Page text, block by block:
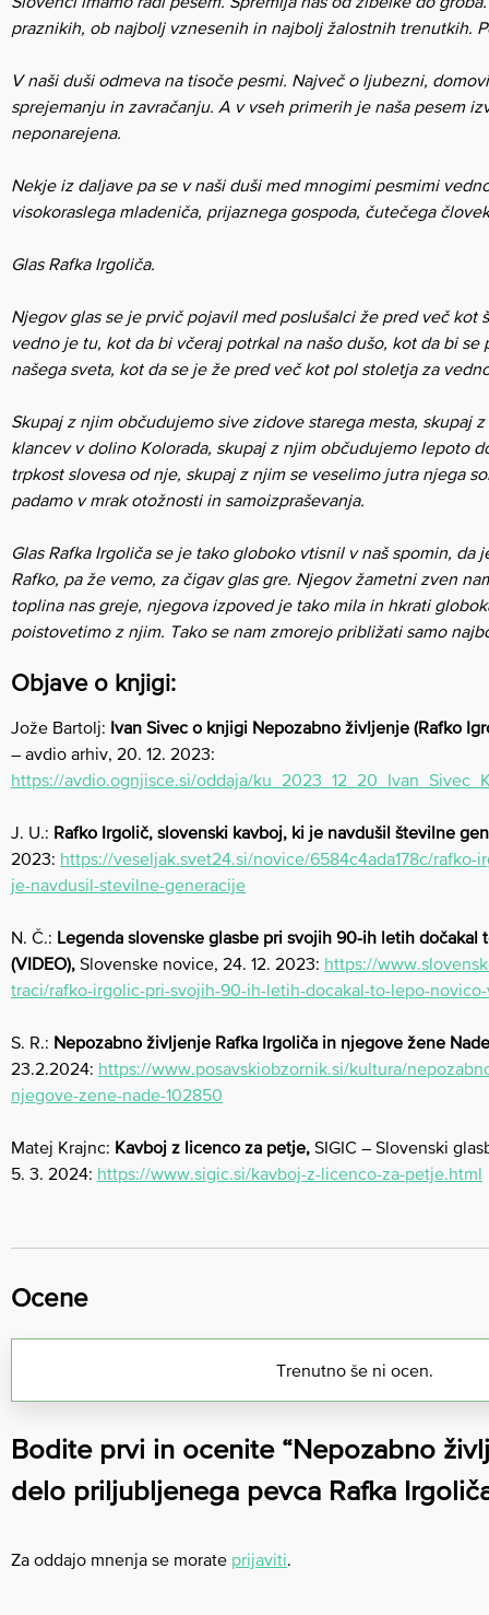
praznikih, ob najbolj vznesenih in najbolj žalostnih trenutkih.
V naši duši odmeva na tisoče pesmi. Največ o ljubezni,
sprejemanju in zavračanju. A v vseh primerih je naša pesem
neponarejena.
Nekje iz daljave pa se v naši duši med mnogimi pesmimi
visokoraslega mladeniča, prijaznega gospoda, čutečega
Glas Rafka Irgoliča.
Njegov glas se je prvič pojavil med poslušalci že pred več kot
vedno je tu, kot da bi včeraj potrkal na našo dušo, kot da bi
našega sveta, kot da se je že pred več kot pol stoletja za
Skupaj z njim občudujemo sive zidove starega mesta, skupaj
klancev v dolino Kolorada, skupaj z njim občudujemo lepoto
trpkost slovesa od nje, skupaj z njim se veselimo jutra njega
padamo v mrak otožnosti in samoizpraševanja.
Glas Rafka Irgoliča se je tako globoko vtisnil v naš spomin, da
Rafko, pa že vemo, za čigav glas gre. Njegov žametni zven
toplina nas greje, njegova izpoved je tako mila in hkrati
poistovetimo z njim. Tako se nam zmorejo približati samo
Objave o knjigi:
Jože Bartolj: Ivan Sivec o knjigi Nepozabno življenje (Rafko
– avdio arhiv, 20. 12. 2023:
https://avdio.ognjisce.si/oddaja/
J. U.: Rafko Irgolič, slovenski kavboj, ki je navdušil številne
2023: https://veseljak.svet24.si/novice/6584c4ada178c/rafko-
je-navdusil-stevilne-generacije
N. Č.: Legenda slovenske glasbe pri svojih 90-ih letih dočakal
(VIDEO), Slovenske novice, 24. 12. 2023: https://
traci/rafko-irgolic-pri-svojih-90-ih-letih-docakal-to-lepo-
S. R.: Nepozabno življenje Rafka Irgoliča in njegove žene
23.2.2024: https://www.posavskiobzornik.si/kultura/
njegove-zene-nade-102850
Matej Krajnc: Kavboj z licenco za petje, SIGIC – Slovenski
5. 3. 2024: https://www.sigic.si/kavboj-z-licenco-za-petje.html
Ocene
Trenutno še ni ocen.
Bodite prvi in ocenite “Nepozabno
delo priljubljenega pevca Rafka
Za oddajo mnenja se morate prijaviti